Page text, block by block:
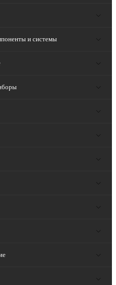
и системы